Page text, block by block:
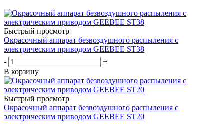
Быстрый просмотр
Окрасочный аппарат безвоздушного распыления с
электрическим приводом GEEBEE ST38
-
+
В корзину
Быстрый просмотр
Окрасочный аппарат безвоздушного распыления с
электрическим приводом GEEBEE ST20